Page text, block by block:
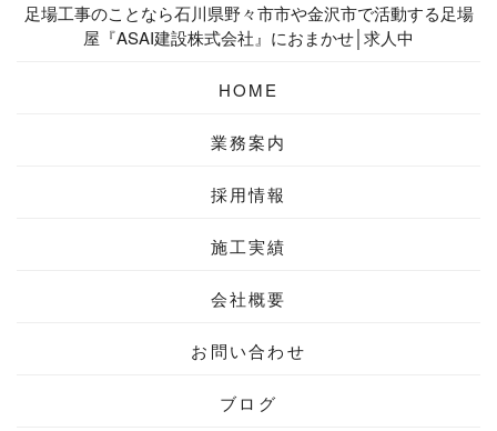
足場工事のことなら石川県野々市市や金沢市で活動する足場
屋『ASAI建設株式会社』におまかせ│求人中
HOME
業務案内
採用情報
施工実績
会社概要
お問い合わせ
ブログ